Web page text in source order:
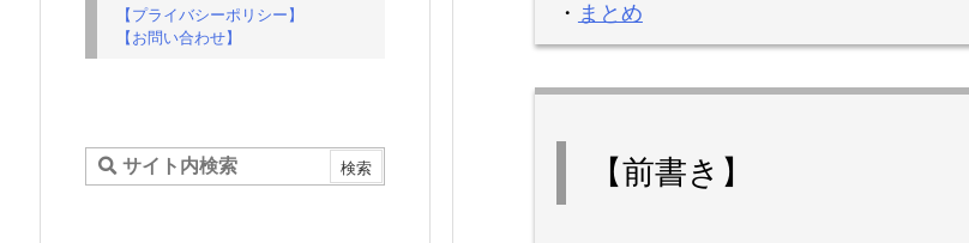
・ まとめ
【前書き】
【プライバシーポリシー】
【お問い合わせ】